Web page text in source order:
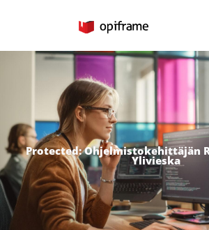
Protected: Ohjelmistokehittäjän
Ylivieska